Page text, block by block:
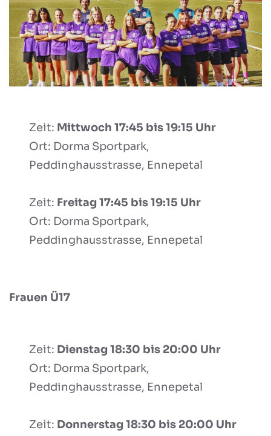
Zeit: Mittwoch 17:45 bis 19:15 Uhr
Ort: Dorma Sportpark,
Peddinghausstrasse, Ennepetal
Zeit: Freitag 17:45 bis 19:15 Uhr
Ort: Dorma Sportpark,
Peddinghausstrasse, Ennepetal
Frauen Ü17
Zeit: Dienstag 18:30 bis 20:00 Uhr
Ort: Dorma Sportpark,
Peddinghausstrasse, Ennepetal
Zeit: Donnerstag 18:30 bis 20:00 Uhr